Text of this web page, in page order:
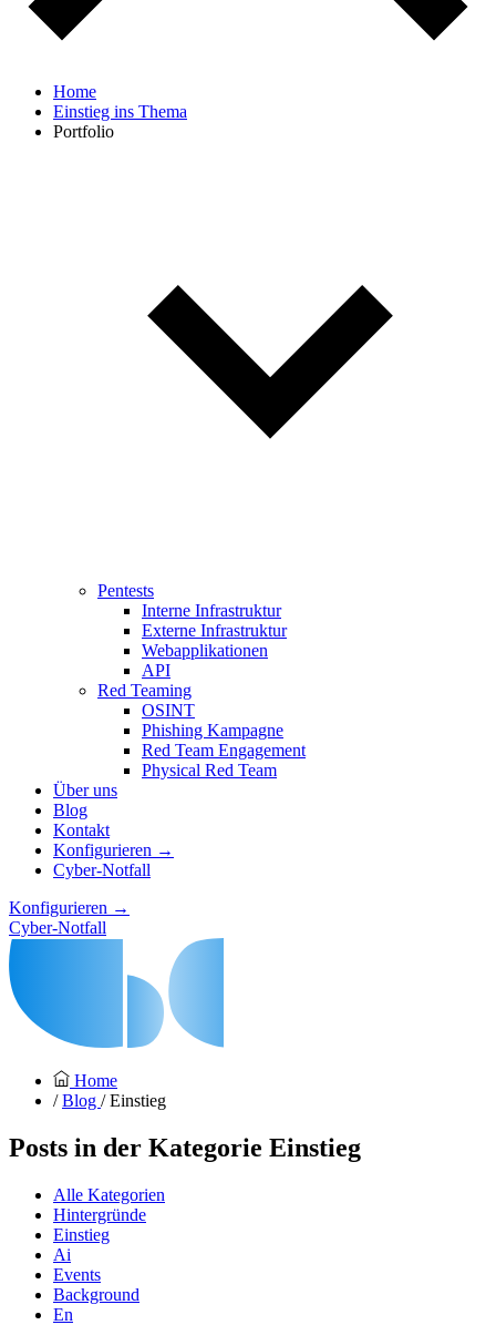
Home
Einstieg ins Thema
Portfolio
Pentests
Interne Infrastruktur
Externe Infrastruktur
Webapplikationen
API
Red Teaming
OSINT
Phishing Kampagne
Red Team Engagement
Physical Red Team
Über uns
Blog
Kontakt
Konfigurieren →
Cyber-Notfall
Konfigurieren →
Cyber-Notfall
Home
/Blog / Einstieg
Posts in der Kategorie Einstieg
Alle Kategorien
Hintergründe
Einstieg
Ai
Events
Background
En